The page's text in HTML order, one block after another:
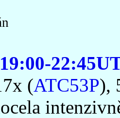
(ATC53P),